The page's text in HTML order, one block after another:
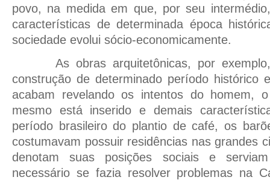
povo, na medida em que, por seu
características de determinada época
sociedade evolui sócio-economicamente.
As obras arquitetônicas, por
construção de determinado período histórico
acabam revelando os intentos do homem,
mesmo está inserido e demais
período brasileiro do plantio de café, os
costumavam possuir residências nas grandes
denotam suas posições sociais e
necessário se fazia resolver problemas na